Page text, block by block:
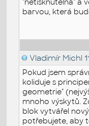
"netisknutelná" a
barvou, která
Vladimír Michl
Pokud jsem
koliduje s
geometrie"
mnoho výskytů.
blok vytvářel
potřebujete, aby